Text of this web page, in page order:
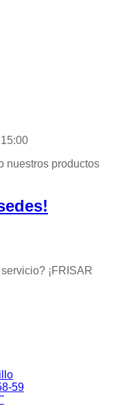
nuestros productos
¡FRISAR
59